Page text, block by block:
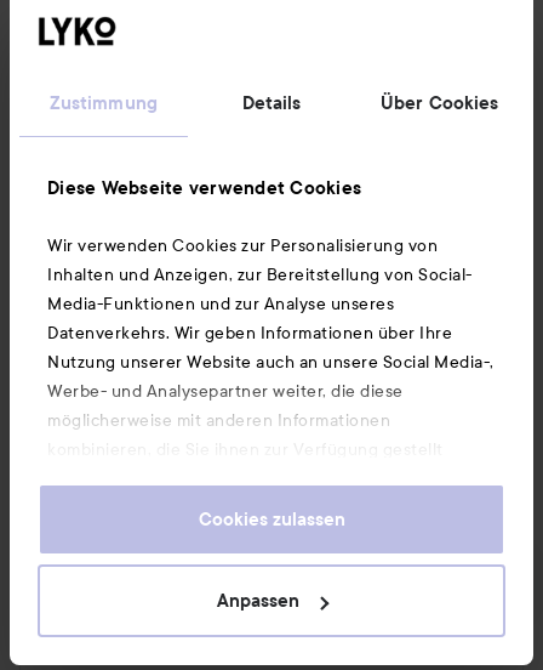
Zustimmung Details Über Cookies
Diese Webseite verwendet Cookies
Wir verwenden Cookies zur Personalisierung von
Inhalten und Anzeigen, zur Bereitstellung von Social-
Media-Funktionen und zur Analyse unseres
Datenverkehrs. Wir geben Informationen über Ihre
Nutzung unserer Website auch an unsere Social Media-,
Werbe- und Analysepartner weiter, die diese
möglicherweise mit anderen Informationen
kombinieren, die Sie ihnen zur Verfügung gestellt
gesammelt haben. Wenn Sie unsere Website weiterhin
Cookies zu. Informationen darüber, wie Sie Ihre Cookie-
Einstellungen ändern können, finden Sie in unseren
Cookies zulassen
Anpassen
8 Likes
Susann Gerd Marianne
1 Likes
ÄLTERE ANZEIGEN (1 BIS)
Anmelden einen Kommentar hinterlassen
Der Beitrag wurde 5 Monaten
Verifizierter Kunde
Geschmeidig